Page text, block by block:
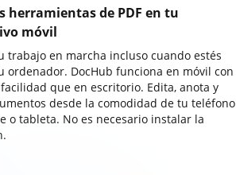
herramientas de PDF en tu
móvil
trabajo en marcha incluso cuando estés
ordenador. DocHub funciona en móvil con
que en escritorio. Edita, anota y
desde la comodidad de tu teléfono
o tableta. No es necesario instalar la